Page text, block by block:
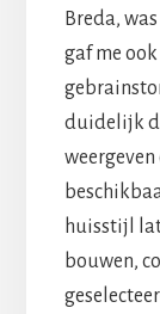
Breda,
gaf me ook
duidelijk
huisstijl
bouwen,